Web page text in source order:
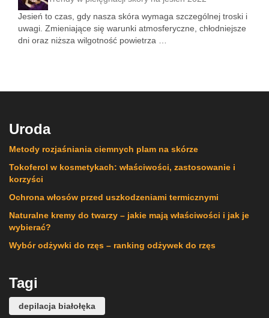
Jesień to czas, gdy nasza skóra wymaga szczególnej troski i
uwagi. Zmieniające się warunki atmosferyczne, chłodniejsze
dni oraz niższa wilgotność powietrza …
Uroda
Metody rozjaśniania ciemnych plam na skórze
Tokoferol w kosmetykach: właściwości, zastosowanie i
korzyści
Ochrona włosów przed uszkodzeniami termicznymi
Naturalne kremy do twarzy – jakie mają właściwości i jak je
wybierać?
Wybór odżywki do rzęs – ranking odżywek do rzęs
Tagi
depilacja białołęka